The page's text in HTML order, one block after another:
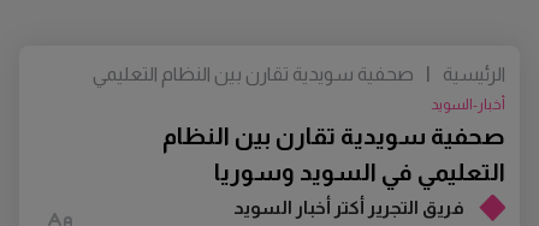
فريق التجرير أكتر أخبار السويد
صحفية سويدية تقارن بين النظام
التعليمي في السويد وسوريا
أخبار-السويد
الرئيسية
صحفية سويدية تقارن بين النظام التعليمي